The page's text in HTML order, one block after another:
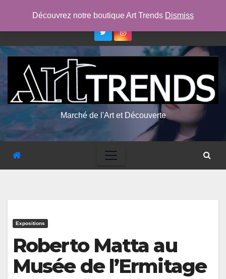
jeu. Août 6th, 2026 11:37:21 AM
Marché de l'Art et Découverte
Expositions
Roberto Matta au
Musée de l’Ermitage
Découvrez notre boutique Art Trends Dismiss